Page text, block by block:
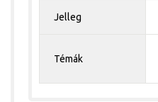
Jelleg
Témák